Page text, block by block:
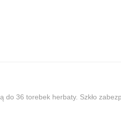
36 torebek herbaty. Szkło